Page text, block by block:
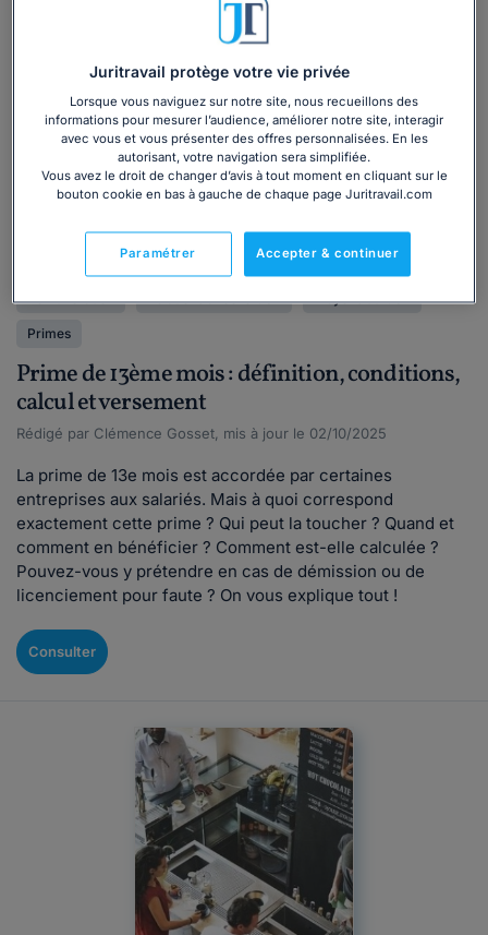
Droit du travail
Rémunération Relations avec le CSE Moyens du CSE
Primes
Prime de 13ème mois : définition, conditions,
calcul et versement
Rédigé par Clémence Gosset, mis à jour le 02/10/2025
La prime de 13e mois est accordée par certaines
entreprises aux salariés. Mais à quoi correspond
exactement cette prime ? Qui peut la toucher ? Quand et
comment en bénéficier ? Comment est-elle calculée ?
Pouvez-vous y prétendre en cas de démission ou de
licenciement pour faute ? On vous explique tout !
Consulter
Juritravail protège votre vie privée
Lorsque vous naviguez sur notre site, nous recueillons des
informations pour mesurer l’audience, améliorer notre site, interagir
avec vous et vous présenter des offres personnalisées. En les
autorisant, votre navigation sera simplifiée.
Vous avez le droit de changer d’avis à tout moment en cliquant sur le
bouton cookie en bas à gauche de chaque page Juritravail.com
Accepter & continuer
Paramétrer